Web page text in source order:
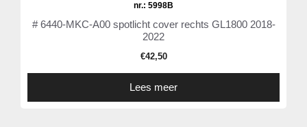
nr.: 5998B
# 6440-MKC-A00 spotlicht cover rechts GL1800 2018-
2022
€42,50
Lees meer